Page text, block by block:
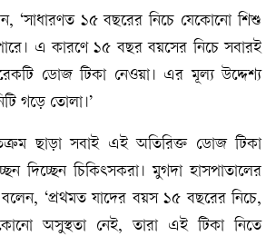
‘সাধারণত ১৫ বছরের নিচে যেকোনো শিশু
এ কারণে ১৫ বছর বয়সের নিচে সবারই
ডোজ টিকা নেওয়া। এর মূল্য উদ্দেশ্য
গড়ে তোলা।’
ছাড়া সবাই এই অতিরিক্ত ডোজ টিকা
দিচ্ছেন চিকিৎসকরা। মুগদা হাসপাতালের
‘প্রথমত যাদের বয়স ১৫ বছরের নিচে,
অসুস্থতা নেই, তারা এই টিকা নিতে